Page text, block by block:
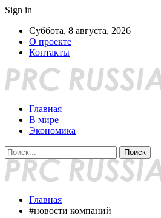
Sign in
Суббота, 8 августа, 2026
О проекте
Контакты
Главная
В мире
Экономика
Главная
#новости компаний